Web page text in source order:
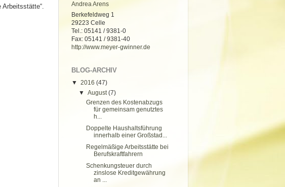
Andrea Arens
Berkefeldweg 1
29223 Celle
Tel.: 05141 / 9381-0
Fax: 05141 / 9381-40
http://www.meyer-gwinner.de
BLOG-ARCHIV
▼ 2016 (47)
▼August(7)
Grenzen des Kostenabzugs
für gemeinsam genutztes
h...
Doppelte Haushaltsführung
innerhalb einer Großstad...
Regelmäßige Arbeitsstätte bei
Berufskraftfahrern
Schenkungsteuer durch
zinslose Kreditgewährung
an ...